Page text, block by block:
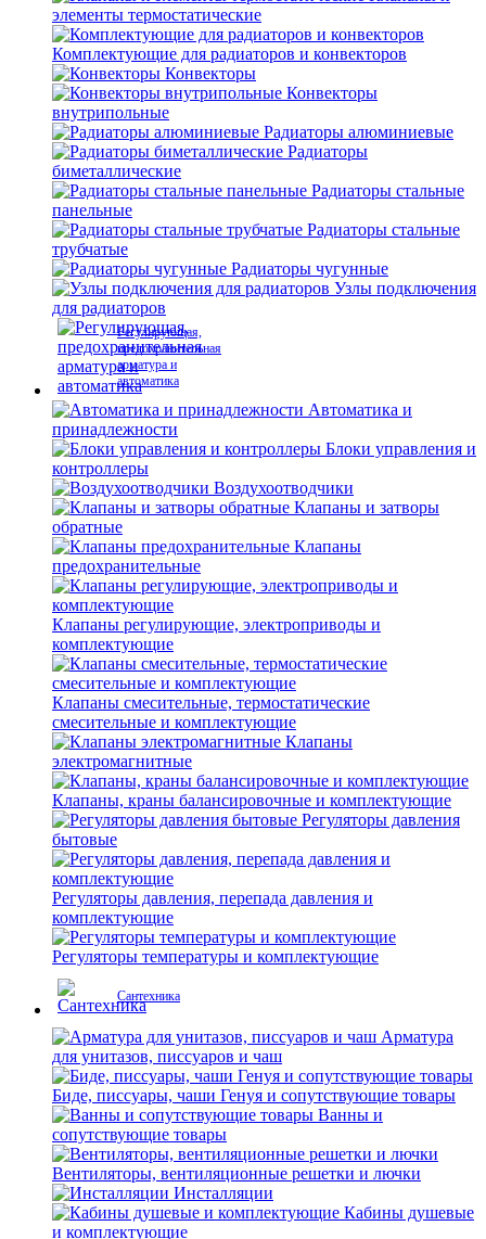
элементы термостатические
Комплектующие для радиаторов и конвекторов
Конвекторы
Конвекторы
внутрипольные
Радиаторы алюминиевые
Радиаторы
биметаллические
Радиаторы стальные
панельные
Радиаторы стальные
трубчатые
Радиаторы чугунные
Узлы подключения
для радиаторов
Регулирующая,
предохранительная
арматура и
автоматика
Автоматика и
принадлежности
Блоки управления и
контроллеры
Воздухоотводчики
Клапаны и затворы
обратные
Клапаны
предохранительные
Клапаны регулирующие, электроприводы и
комплектующие
Клапаны смесительные, термостатические
смесительные и комплектующие
Клапаны
электромагнитные
Клапаны, краны балансировочные и комплектующие
Регуляторы давления
бытовые
Регуляторы давления, перепада давления и
комплектующие
Регуляторы температуры и комплектующие
Сантехника
Арматура
для унитазов, писсуаров и чаш
Биде, писсуары, чаши Генуя и сопутствующие товары
Ванны и
сопутствующие товары
Вентиляторы, вентиляционные решетки и лючки
Инсталляции
Кабины душевые
и комплектующие